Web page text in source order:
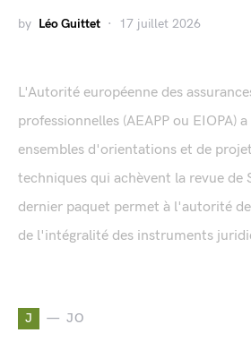
by Léo Guittet 17 juillet 2026
L'Autorité européenne des
professionnelles (AEAPP ou EIOPA)
ensembles d'orientations et de
techniques qui achèvent la revue de
dernier paquet permet à l'autorité
de l'intégralité des instruments
J JO